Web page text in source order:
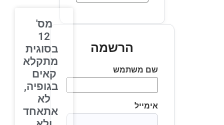
הרשמה
שם משתמש
אימייל
מס'
12
בסוגית
מתקלא
קאים
בגופיה,
לא
אתאחד